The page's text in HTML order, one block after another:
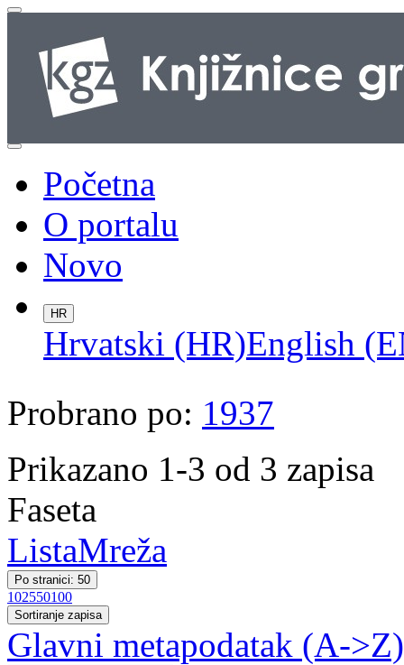
Početna
O portalu
Novo
HR
Hrvatski (HR)English
Probrano po: 1937
Prikazano 1-3 od 3 zapisa
Faseta
ListaMreža
Po stranici: 50
102550100
Sortiranje zapisa
Glavni metapodatak (A->Z)